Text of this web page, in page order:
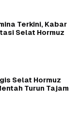
Terkini, Kabar
Selat Hormuz
Selat Hormuz
Turun Tajam